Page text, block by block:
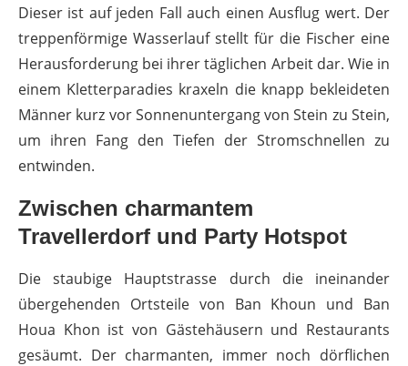
Dieser ist auf jeden Fall auch einen Ausflug wert. Der
treppenförmige Wasserlauf stellt für die Fischer eine
Herausforderung bei ihrer täglichen Arbeit dar. Wie in
einem Kletterparadies kraxeln die knapp bekleideten
Männer kurz vor Sonnenuntergang von Stein zu Stein,
um ihren Fang den Tiefen der Stromschnellen zu
entwinden.
Zwischen charmantem
Travellerdorf und Party Hotspot
Die staubige Hauptstrasse durch die ineinander
übergehenden Ortsteile von Ban Khoun und Ban
Houa Khon ist von Gästehäusern und Restaurants
gesäumt. Der charmanten, immer noch dörflichen